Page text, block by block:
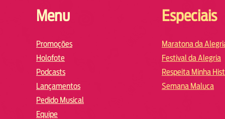
Menu
Promoções
Holofote
Podcasts
Lançamentos
Pedido Musical
Equipe
Especiais
Maratona da
Festival da Alegria
Respeita Minha
Semana Maluca